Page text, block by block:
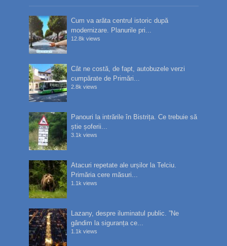
Cum va arăta centrul istoric după
modernizare. Planurile pri...
12.8k views
Cât ne costă, de fapt, autobuzele verzi
cumpărate de Primări...
2.8k views
Panouri la intrările în Bistrița. Ce trebuie să
știe șoferii...
3.1k views
Atacuri repetate ale urșilor la Telciu.
Primăria cere măsuri...
1.1k views
Lazany, despre iluminatul public. ”Ne
gândim la siguranța ce...
1.1k views